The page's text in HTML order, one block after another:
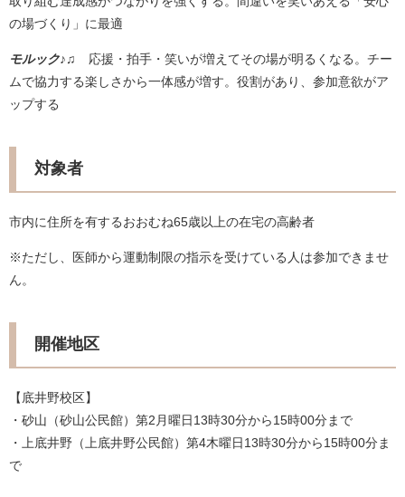
の場づくり」に最適
モルック♪♫
応援・拍手・笑いが増えてその場が明るくなる。チー
ムで協力する楽しさから一体感が増す。役割があり、参加意欲がア
ップする
対象者
市内に住所を有するおおむね65歳以上の在宅の高齢者
※ただし、医師から運動制限の指示を受けている人は参加できませ
ん。
開催地区
【底井野校区】
・砂山（砂山公民館）第2月曜日13時30分から15時00分まで
・上底井野（上底井野公民館）第4木曜日13時30分から15時00分ま
で